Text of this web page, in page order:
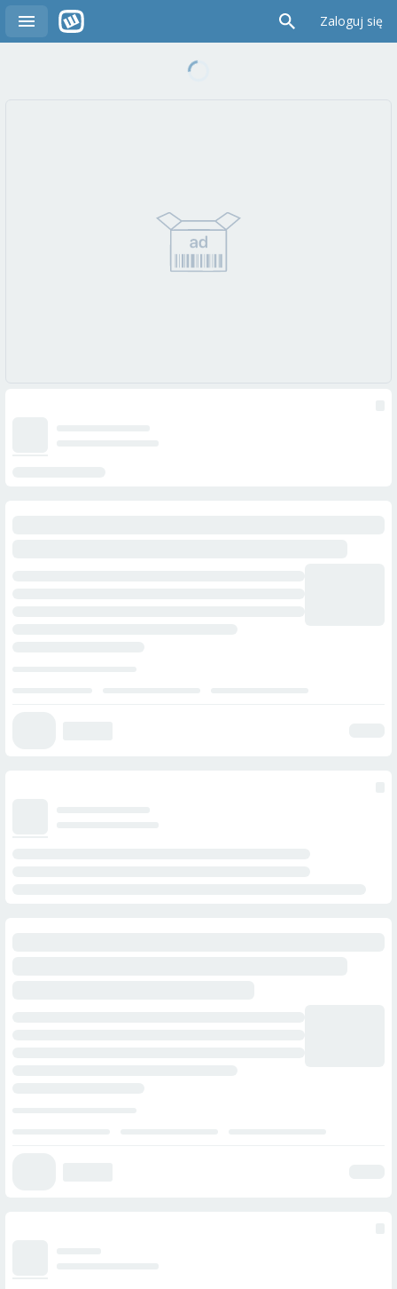
Zaloguj się